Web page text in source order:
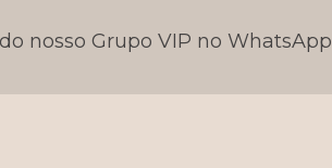
nosso Grupo VIP no WhatsApp